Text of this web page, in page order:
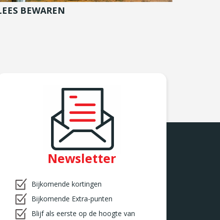
BEWAREN
Newsletter
Bijkomende kortingen
Bijkomende Extra-punten
Blijf als eerste op de hoogte van